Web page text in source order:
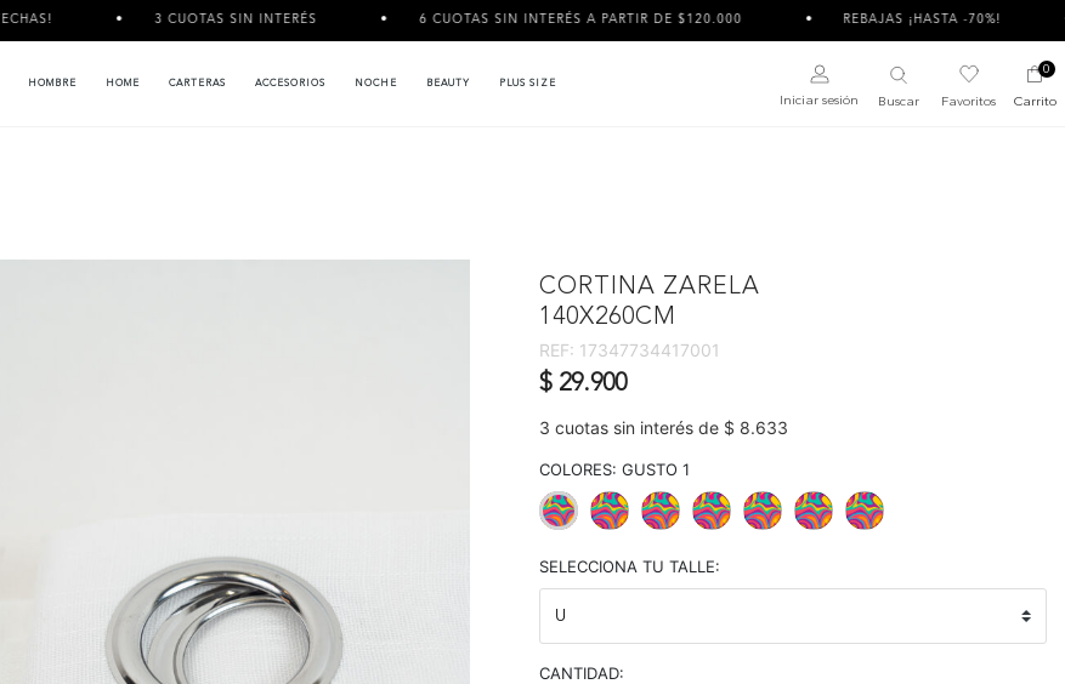
3 CUOTAS SIN INTERÉS 6 CUOTAS SIN INTERÉS A PARTIR DE $120.000 REBAJAS ¡HASTA -70%!
HOMBRE HOME CARTERAS ACCESORIOS NOCHE BEAUTY PLUS SIZE
Iniciar sesión Buscar Favoritos
0
Carrito
CORTINA ZARELA
140X260CM
REF: 17347734417001
$ 29.900
3 cuotas sin interés de $ 8.633
COLORES: GUSTO 1
SELECCIONA TU TALLE:
CANTIDAD: